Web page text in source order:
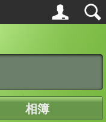
相簿